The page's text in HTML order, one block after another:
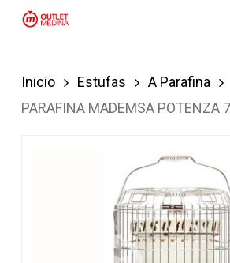
Skip
content
Inicio Estufas A Parafina
PARAFINA MADEMSA POTENZA